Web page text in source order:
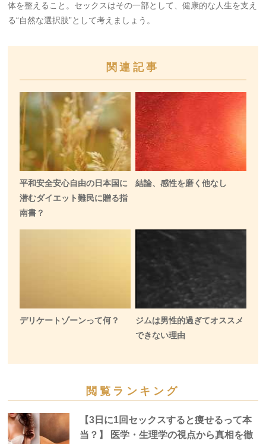
体を整えること。セックスはその一部として、健康的な人生を支え
る“自然な選択肢”として考えましょう。
関連記事
平和安全安心自由の日本国に
潜むダイエット難民に贈る指
南書？
結論、感性を磨く他なし
デリケートゾーンって何？
ジムは男性的過ぎてオススメ
できない理由
閲覧ランキング
【3日に1回セックスすると痩せるって本
当？】 医学・生理学の視点から真相を徹